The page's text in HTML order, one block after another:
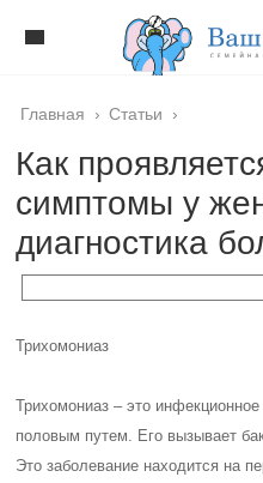
Главная › Статьи ›
Как
симптомы у
диагностика
Трихомониаз
Трихомониаз – это
половым путем. Его вызывает
Это заболевание находится на